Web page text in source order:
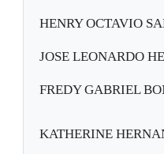
HENRY OCTAVIO
JOSE LEONARDO
FREDY GABRIEL
KATHERINE